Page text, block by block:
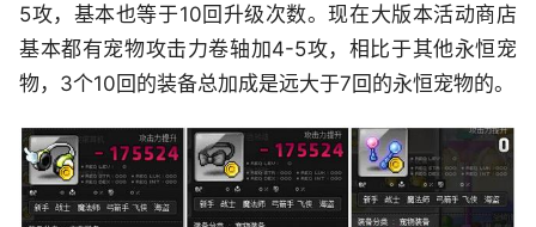
5攻，基本也等于10回升级次数。现在大版本活动商店
基本都有宠物攻击力卷轴加4-5攻，相比于其他永恒宠
物，3个10回的装备总加成是远大于7回的永恒宠物的。